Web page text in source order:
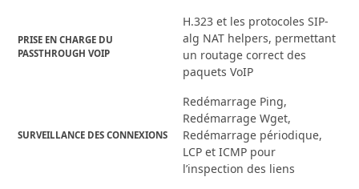
PRISE EN CHARGE DU
PASSTHROUGH VOIP
H.323 et les protocoles SIP-
alg NAT helpers, permettant
un routage correct des
paquets VoIP
SURVEILLANCE DES CONNEXIONS
Redémarrage Ping,
Redémarrage Wget,
Redémarrage périodique,
LCP et ICMP pour
l’inspection des liens